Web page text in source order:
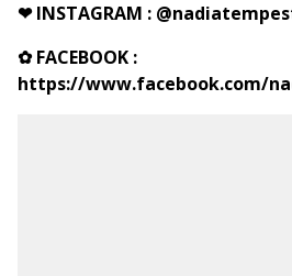
❤INSTAGRAM :
✿ FACEBOOK :
https://www.facebook.com/